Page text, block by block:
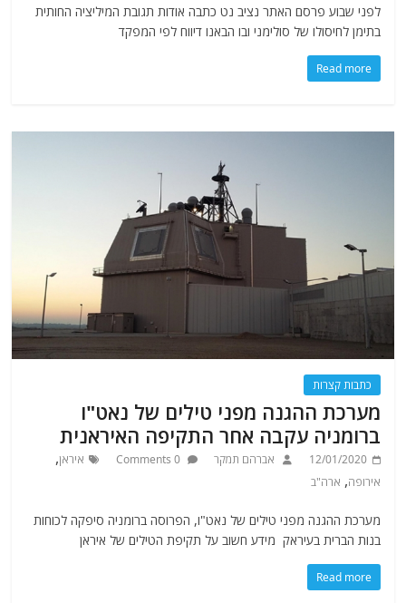
לפני שבוע פרסם האתר נציב נט כתבה אודות תגובת המיליציה החותית
בתימן לחיסולו של סולימני ובו הבאנו דיווח לפי המפקד
Read more
כתבות קצרות
מערכת ההגנה מפני טילים של נאט"ו
ברומניה עקבה אחר התקיפה האיראנית
12/01/2020 אברהם תמקר 0 Comments איראן,
אירופה, ארה"ב
מערכת ההגנה מפני טילים של נאט"ו, הפרוסה ברומניה סיפקה לכוחות
בנות הברית בעיראק מידע חשוב על תקיפת הטילים של איראן
Read more